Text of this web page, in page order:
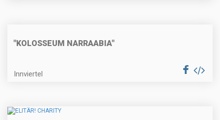
"KOLOSSEUM NARRAABIA"
Innviertel